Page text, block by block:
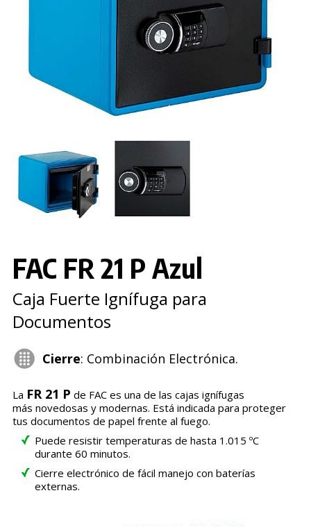
FAC FR 21 P Azul
Caja Fuerte Ignífuga para
Documentos
Cierre: Combinación Electrónica.
La FR 21 P de FAC es una de las cajas ignífugas
más novedosas y modernas. Está indicada para proteger
tus documentos de papel frente al fuego.
Puede resistir temperaturas de hasta 1.015 ºC
durante 60 minutos.
Cierre electrónico de fácil manejo con baterías
externas.